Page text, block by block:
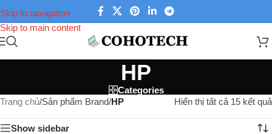
Skip to navigation
Skip to main content
HP
Categories
Trang chủ/Sản phẩm Brand/HP Hiển thị tất cả 15 kết quả
Show sidebar